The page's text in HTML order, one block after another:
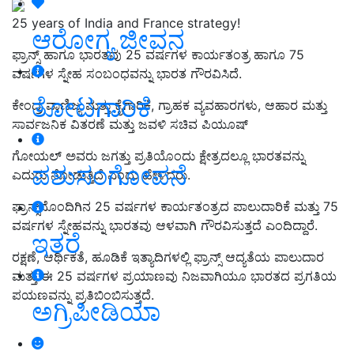
ಆರೋಗ್ಯ ಜೀವನ
ತೋಟಗಾರಿಕೆ
ಪಶುಸಂಗೋಪನೆ
ಇತರೆ
ಅಗ್ರಿಪೀಡಿಯಾ
25 years of India and France strategy!
ಫ್ರಾನ್ಸ್‌ ಹಾಗೂ ಭಾರತವು 25 ವರ್ಷಗಳ ಕಾರ್ಯತಂತ್ರ ಹಾಗೂ 75
ವರ್ಷಗಳ ಸ್ನೇಹ ಸಂಬಂಧವನ್ನು ಭಾರತ ಗೌರವಿಸಿದೆ.
ಕೇಂದ್ರ ವಾಣಿಜ್ಯ ಮತ್ತು ಕೈಗಾರಿಕೆ, ಗ್ರಾಹಕ ವ್ಯವಹಾರಗಳು, ಆಹಾರ ಮತ್ತು
ಸಾರ್ವಜನಿಕ ವಿತರಣೆ ಮತ್ತು ಜವಳಿ ಸಚಿವ ಪಿಯೂಷ್
ಗೋಯಲ್ ಅವರು ಜಗತ್ತು ಪ್ರತಿಯೊಂದು ಕ್ಷೇತ್ರದಲ್ಲೂ ಭಾರತವನ್ನು
ಎದುರು ನೋಡುತ್ತಿದೆ ಎಂದು ಹೇಳಿದರು.
ಫ್ರಾನ್ಸ್‌ನೊಂದಿಗಿನ 25 ವರ್ಷಗಳ ಕಾರ್ಯತಂತ್ರದ ಪಾಲುದಾರಿಕೆ ಮತ್ತು 75
ವರ್ಷಗಳ ಸ್ನೇಹವನ್ನು ಭಾರತವು ಆಳವಾಗಿ ಗೌರವಿಸುತ್ತದೆ ಎಂದಿದ್ದಾರೆ.
ರಕ್ಷಣೆ, ಆರ್ಥಿಕತೆ, ಹೂಡಿಕೆ ಇತ್ಯಾದಿಗಳಲ್ಲಿ ಫ್ರಾನ್ಸ್ ಆದ್ಯತೆಯ ಪಾಲುದಾರ
ಮತ್ತು ಈ 25 ವರ್ಷಗಳ ಪ್ರಯಾಣವು ನಿಜವಾಗಿಯೂ ಭಾರತದ ಪ್ರಗತಿಯ
ಪಯಣವನ್ನು ಪ್ರತಿಬಿಂಬಿಸುತ್ತದೆ.